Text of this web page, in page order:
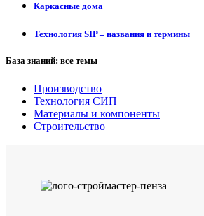
Каркасные дома
Технология SIP – названия и термины
База знаний: все темы
Производство
Технология СИП
Материалы и компоненты
Строительство